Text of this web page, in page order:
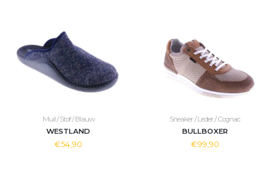
Muil / Stof / Blauw
WESTLAND
€54,90
Sneaker / Leder / Cognac
BULLBOXER
€99,90